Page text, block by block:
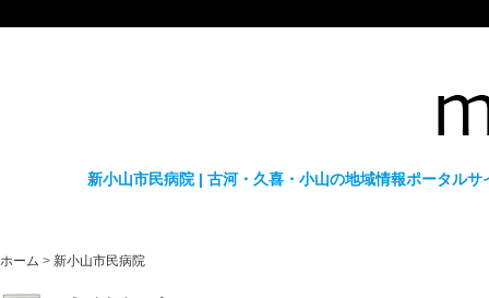
新小山市民病院 | 古河・久喜・小山の地域情報ポータル
ホーム > 新小山市民病院